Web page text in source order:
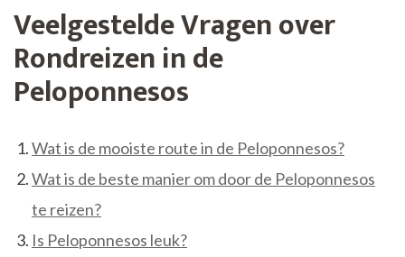
Veelgestelde Vragen over
Rondreizen in de
Peloponnesos
Wat is de mooiste route in de Peloponnesos?
Wat is de beste manier om door de Peloponnesos
te reizen?
Is Peloponnesos leuk?